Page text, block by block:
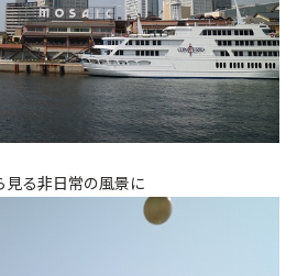
る非日常の風景に